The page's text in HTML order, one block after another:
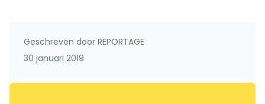
Geschreven door REPORTAGE
30 januari 2019